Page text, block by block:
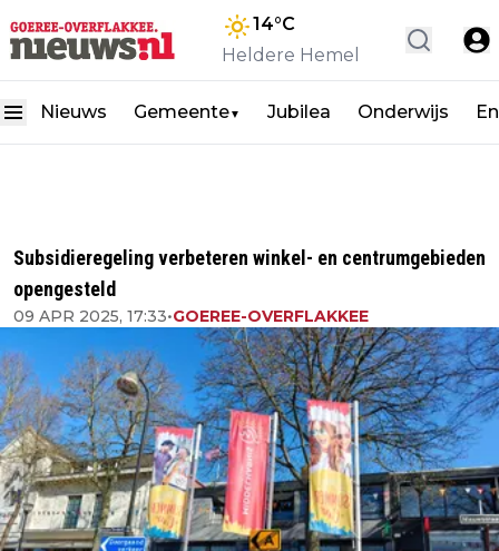
14°C
Heldere Hemel
Nieuws Gemeente▼ Jubilea Onderwijs
Subsidieregeling verbeteren winkel- en centrumgebieden
opengesteld
09 APR 2025, 17:33•GOEREE-OVERFLAKKEE